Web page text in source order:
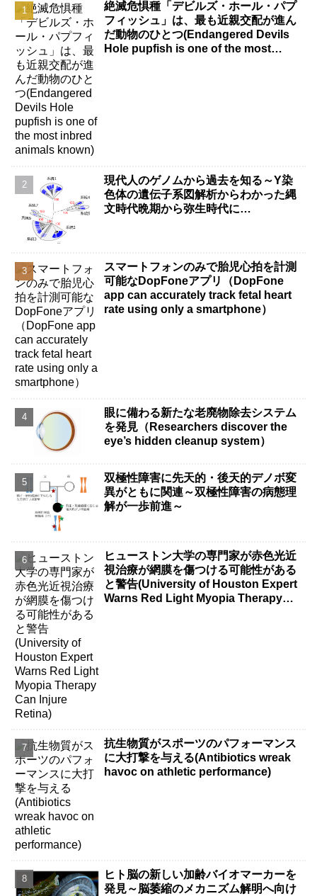
絶滅危惧種「デビルズ・ホール・パプ
フィッシュ」は、最も近親交配が進ん
だ動物のひとつ(Endangered Devils
Hole pupfish is one of the most
現代人のゲノムから過去を知る～Y染
色体の遺伝子系図解析からわかった縄
文時代晩期から弥生時代に…
スマートフォンのみで胎児心拍を計測
可能なDopFoneアプリ（DopFone
app can accurately track fetal heart
rate using only a smartphone）
眼に備わる新たな老廃物除去システム
を発見（Researchers discover the
eye’s hidden cleanup system）
双極性障害に先天的・後天的デノボ変
異がともに関連～双極性障害の病態理
解が一歩前進～
ヒューストン大学の専門家が赤色光近
視治療が網膜を傷つける可能性がある
と警告(University of Houston Expert
Warns Red Light Myopia Therapy
抗生物質がスポーツのパフォーマンス
に大打撃を与える(Antibiotics wreak
havoc on athletic performance)
ヒト脳の新しい加齢バイオマーカーを
発見～脳萎縮のメカニズム解明へ向け